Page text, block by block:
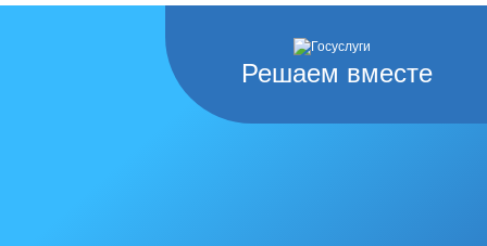
Решаем вместе